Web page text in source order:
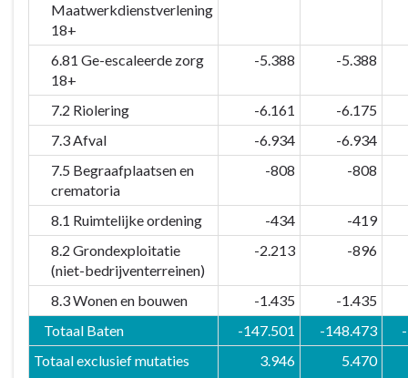
Maatwerkdienstverlening
18+
6.81 Ge-escaleerde zorg
18+
-5.388 -5.388
7.2 Riolering -6.161
-6.175
7.3 Afval
-6.934
-6.934
7.5 Begraafplaatsen en
crematoria
-808 -808
8.1 Ruimtelijke ordening -434
-419
8.2 Grondexploitatie
(niet-bedrijventerreinen)
-2.213 -896
8.3 Wonen en bouwen -1.435
-1.435
Totaal Baten
-147.501 -148.473
Totaal exclusief mutaties
3.946 5.470